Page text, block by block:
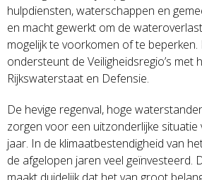
hulpdiensten, waterschappen en
en macht gewerkt om de
mogelijk te voorkomen of te beperken.
ondersteunt de Veiligheidsregio’s met
Rijkswaterstaat en Defensie.
De hevige regenval, hoge
zorgen voor een uitzonderlijke
jaar. In de klimaatbestendigheid van
de afgelopen jaren veel geïnvesteerd.